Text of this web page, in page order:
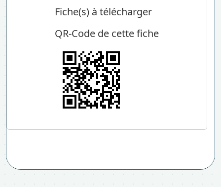
Fiche(s) à télécharger
QR-Code de cette fiche